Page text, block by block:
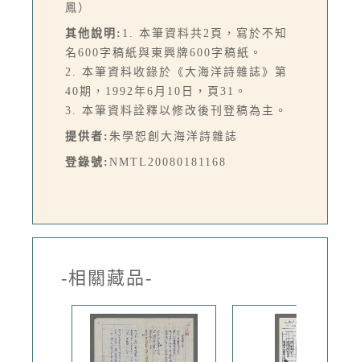
鳳）
其他說明: 1. 本筆資料共2頁，寫於不知
名600字稿紙與東興牌600字稿紙。
2. 本筆資料收錄於《大海洋詩雜誌》第
40期，1992年6月10日，頁31。
3. 本筆資料詮釋以修改後刊登稿為主。
提供者: 朱學恕創大海洋詩雜誌
登錄號: NMTL20080181168
-相關藏品-